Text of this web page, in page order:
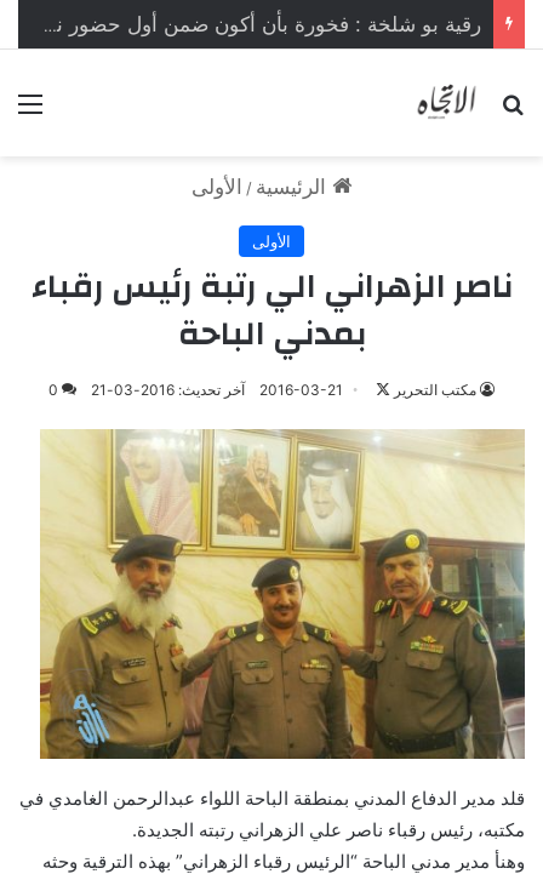
رقية بو شلخة : فخورة بأن أكون ضمن أول حضور نسائي في تاريخ المسابقة
بحث عن
الرئيسية / الأولى
الأولى
ناصر الزهراني الي رتبة رئيس رقباء
بمدني الباحة
مكتب التحرير
ب
ل
2016-03-21 آخر تحديث: 2016-03-21 0
قلد مدير الدفاع المدني بمنطقة الباحة اللواء عبدالرحمن الغامدي في
مكتبه، رئيس رقباء ناصر علي الزهراني رتبته الجديدة.
وهنأ مدير مدني الباحة “الرئيس رقباء الزهراني” بهذه الترقية وحثه